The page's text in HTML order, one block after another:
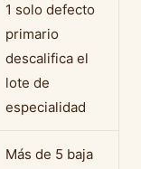
1 solo defecto
primario
descalifica el
lote de
especialidad
Más de 5 baja